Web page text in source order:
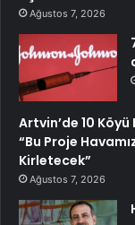
Ağustos 7, 2026
Artvin’de 10
“Bu Proje
Kirletecek”
Ağustos 7, 2026